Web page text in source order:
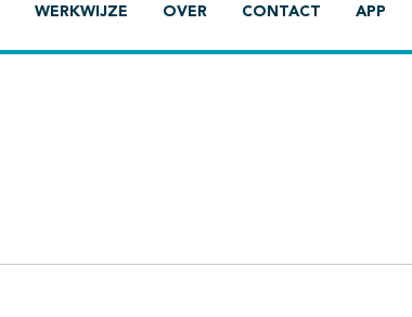
WERKWIJZE OVER CONTACT APP